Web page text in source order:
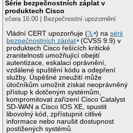
Série bezpečnostních záplat v
produktech Cisco
včera 16:00 | Bezpečnostní upozornění
Vládní CERT upozorňuje (𝕏 ) nasérii
bezpečnostních záplat
(CVSS 9.9) v
produktech Cisco řešících kritické
zranitelnosti umožňující obejití
autentizace, eskalaci oprávnění,
vzdálené spuštění kódu a odepření
služby. Úspěšné zneužití může
útočníkům umožnit získat neoprávněný
přístup k dotčeným systémům,
kompromitovat zařízení Cisco Catalyst
SD-WAN a Cisco IOS XE, spustit
libovolný kód, zpřístupnit citlivé
informace nebo narušit dostupnost
postižených systémů.